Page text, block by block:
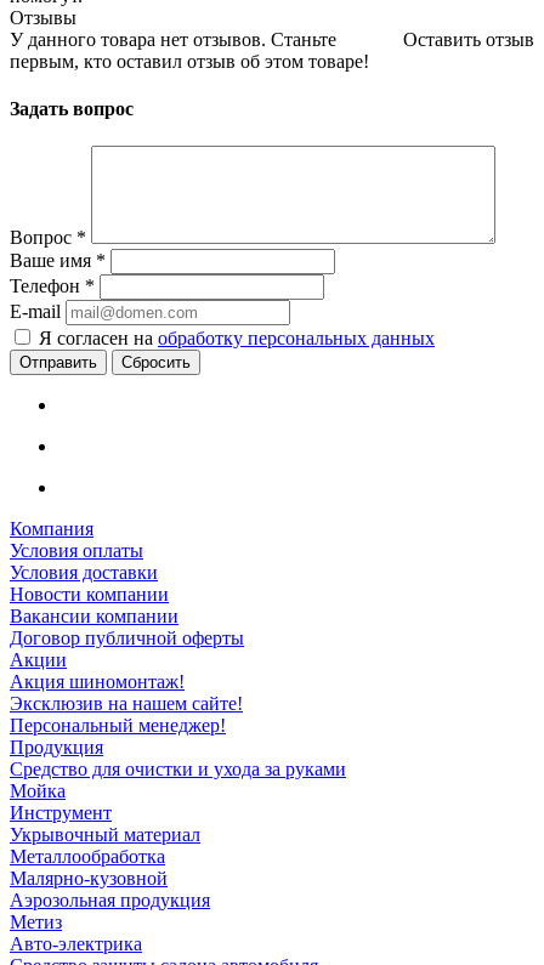
Отзывы
Оставить отзыв
У данного товара нет отзывов. Станьте
первым, кто оставил отзыв об этом товаре!
Задать вопрос
Вопрос *
Ваше имя *
Телефон *
E-mail
Я согласен на обработку персональных данных
Сбросить
Компания
Условия оплаты
Условия доставки
Новости компании
Вакансии компании
Договор публичной оферты
Акции
Акция шиномонтаж!
Эксклюзив на нашем сайте!
Персональный менеджер!
Продукция
Средство для очистки и ухода за руками
Мойка
Инструмент
Укрывочный материал
Металлообработка
Малярно-кузовной
Аэрозольная продукция
Метиз
Авто-электрика